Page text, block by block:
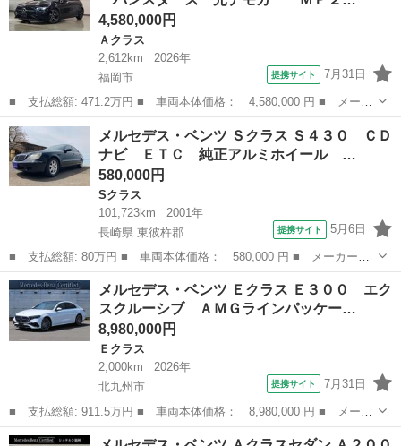
4,580,000円
Ａクラス
2,612km
2026年
福岡市
提携サイト 7月31日
■ 支払総額: 471.2万円 ■ 車両本体価格： 4,580,000 円 ■ メーカ
ー名： メルセデス・ベンツ ■ 車種名： Ａクラス ■ グレード
名： Ａ２００ｄ アーバンスターズ 元デモカー ＭＰ２０２６０
１ コスモ...
福岡 福岡市 Ａクラス
メルセデス・ベンツ Ｓクラス Ｓ４３０ ＣＤ
ナビ ＥＴＣ 純正アルミホイール …
580,000円
Sクラス
101,723km
2001年
長崎県 東彼杵郡
提携サイト 5月6日
■ 支払総額: 80万円 ■ 車両本体価格： 580,000 円 ■ メーカー
名： メルセデス・ベンツ ■ 車種名： Ｓクラス ■ グレード
名： Ｓ４３０ ＣＤナビ ＥＴＣ 純正アルミホイール ドライブ
レコーダー 革シート...
長崎 東彼杵郡 Sクラス
メルセデス・ベンツ Ｅクラス Ｅ３００ エク
スクルーシブ ＡＭＧラインパッケー…
8,980,000円
Ｅクラス
2,000km
2026年
北九州市
提携サイト 7月31日
■ 支払総額: 911.5万円 ■ 車両本体価格： 8,980,000 円 ■ メーカ
ー名： メルセデス・ベンツ ■ 車種名： Ｅクラス ■ グレード
福岡 北九州市 Ｅクラス